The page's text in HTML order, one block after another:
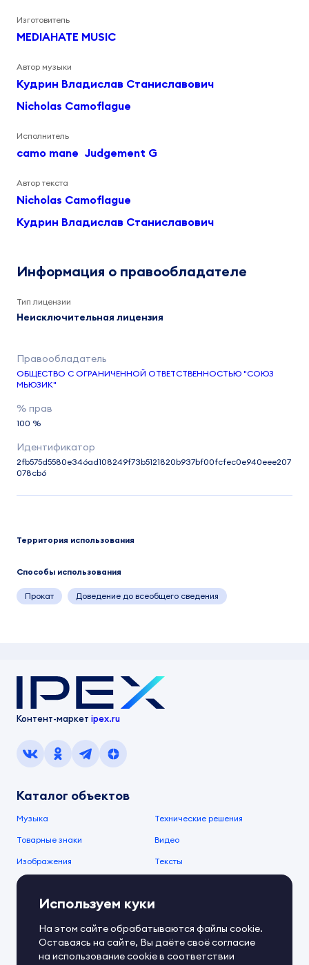
Изготовитель
MEDIAHATE MUSIC
Автор музыки
Кудрин Владислав Станиславович
Nicholas Camoflague
Исполнитель
camo mane Judgement G
Автор текста
Nicholas Camoflague
Кудрин Владислав Станиславович
Информация о правообладателе
Тип лицензии
Неисключительная лицензия
ОБЩЕСТВО С ОГРАНИЧЕННОЙ ОТВЕТСТВЕННОСТЬЮ "СОЮЗ
МЬЮЗИК"
100 %
2fb575d5580e346ad108249f73b5121820b937bf00fcfec0e940eee207
078cb6
Территория использования
Способы использования
Прокат Доведение до всеобщего сведения
Контент-маркет ipex.ru
Каталог объектов
Музыка Технические решения
Товарные знаки Видео
Изображения Тексты
О компании
О сервисе
Документы IPEX Справочный центр
Контакты Обратная связь
Используем куки
На этом сайте обрабатываются файлы cookie.
Оставаясь на сайте, Вы даёте своё согласие
на использование cookie в соответствии